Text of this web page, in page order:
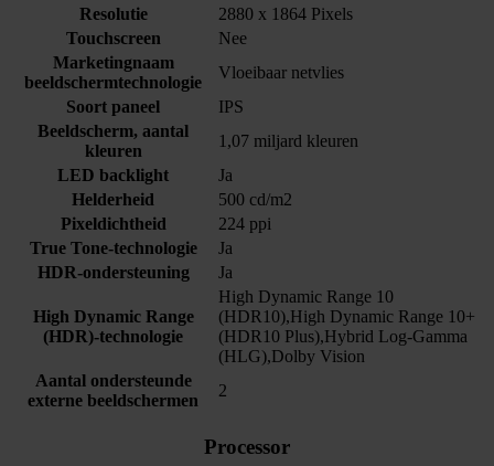
Resolutie
2880 x 1864 Pixels
Touchscreen
Nee
Marketingnaam
beeldschermtechnologie
Vloeibaar netvlies
Soort paneel
IPS
Beeldscherm, aantal
kleuren
1,07 miljard kleuren
LED backlight
Ja
Helderheid
500 cd/m2
Pixeldichtheid
224 ppi
True Tone-technologie
Ja
HDR-ondersteuning
Ja
High Dynamic Range
(HDR)-technologie
High Dynamic Range 10
(HDR10),High Dynamic Range 10+
(HDR10 Plus),Hybrid Log-Gamma
(HLG),Dolby Vision
Aantal ondersteunde
externe beeldschermen
2
Processor